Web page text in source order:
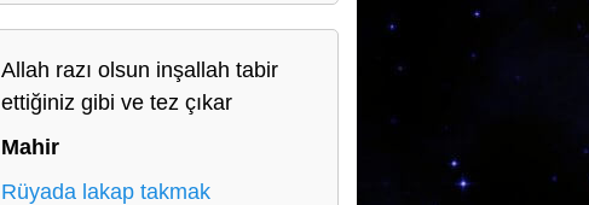
Allah razı olsun inşallah tabir
ettiğiniz gibi ve tez çıkar
Mahir
Rüyada lakap takmak